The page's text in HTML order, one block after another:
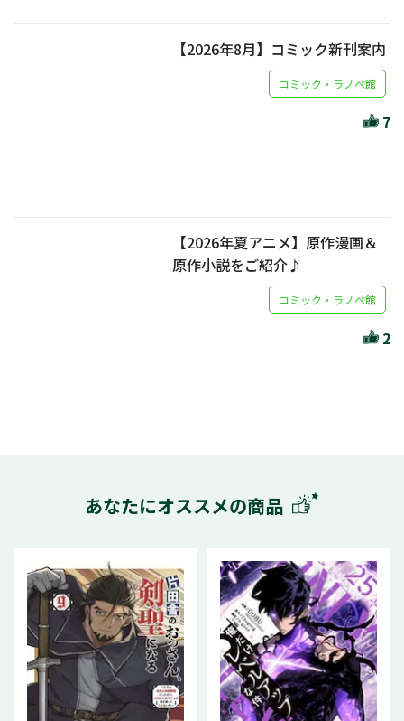
【2026年8月】コミック新刊案内
コミック・ラノベ館
7
【2026年夏アニメ】原作漫画＆
原作小説をご紹介♪
コミック・ラノベ館
2
あなたにオススメの商品